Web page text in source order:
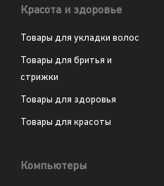
Красота и здоровье
Товары для укладки волос
Товары для бритья и
стрижки
Товары для здоровья
Товары для красоты
Компьютеры